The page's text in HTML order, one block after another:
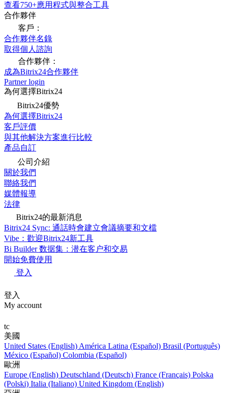
查看750+應用程式與整合工具
合作夥伴
客戶：
合作夥伴名錄
取得個人諮詢
合作夥伴：
成為Bitrix24合作夥伴
Partner login
為何選擇Bitrix24
Bitrix24優勢
為何選擇Bitrix24
客戶評價
與其他解決方案進行比較
產品自訂
公司介紹
關於我們
聯絡我們
媒體報導
法律
Bitrix24的最新消息
Bitrix24 Sync: 通話時會建立會議摘要和文檔
Vibe：歡迎Bitrix24新工具
Bi Builder 数据集：潜在客户和交易
開始免費使用
登入
登入
My account
tc
美國
United States (English) América Latina (Español) Brasil (Português)
México (Español) Colombia (Español)
歐洲
Europe (English) Deutschland (Deutsch) France (Français) Polska
(Polski) Italia (Italiano) United Kingdom (English)